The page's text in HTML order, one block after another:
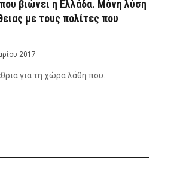
βιώνει η Ελλάδα. Μόνη λύση
με τους πολίτες που
2017
τη χώρα λάθη που…